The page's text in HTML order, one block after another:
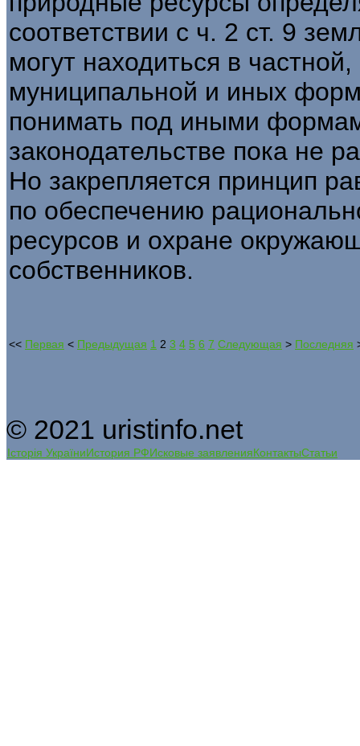
соответствии с ч. 2 ст. 9
могут находиться в
муниципальной и иных
понимать под иными
законодательстве пока не
Но закрепляется принцип
по обеспечению
ресурсов и охране
собственников.
<< Первая < Предыдущая 1 2 3 4 5 6 7 Следующая > Последняя
© 2021 uristinfo.net
Історія УкраїниИстория РФИсковые заявленияКонтактыСтатьи